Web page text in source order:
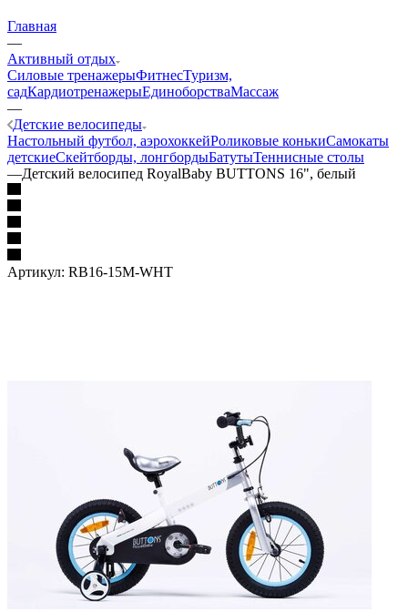
Главная
—
Активный отдых
Силовые тренажерыФитнесТуризм,
садКардиотренажерыЕдиноборстваМассаж
—
Детские велосипеды
Настольный футбол, аэрохоккейРоликовые конькиСамокаты
детскиеСкейтборды, лонгбордыБатутыТеннисные столы
—Детский велосипед RoyalBaby BUTTONS 16", белый
Артикул: RB16-15M-WHT